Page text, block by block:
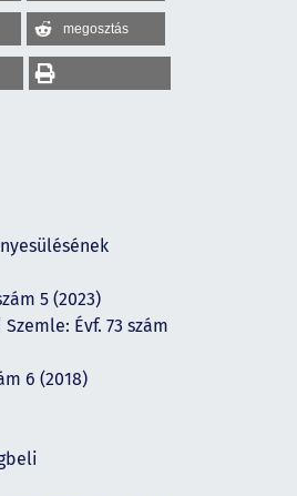
megosztás
5 (2023)
Évf. 73 szám
6 (2018)